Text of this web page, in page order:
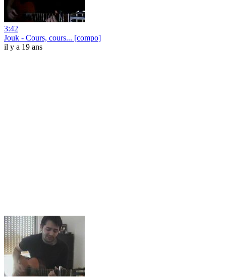
3:42
Jouk - Cours, cours... [compo]
il y a 19 ans